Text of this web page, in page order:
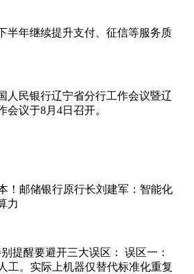
半年继续提升支付、征信等服务质
人民银行辽宁省分行工作会议暨辽
会议于8月4日召开。
！邮储银行原行长刘建军：智能化
力
提醒要避开三大误区： 误区一：
工。实际上机器仅替代标准化重复